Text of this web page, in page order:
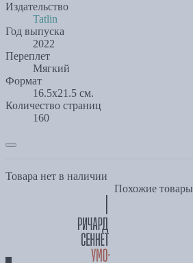
Издательство
Tatlin
Год выпуска
2022
Переплет
Мягкий
Формат
16.5х21.5 см.
Количество страниц
160
Товара нет в наличии
Похожие товары